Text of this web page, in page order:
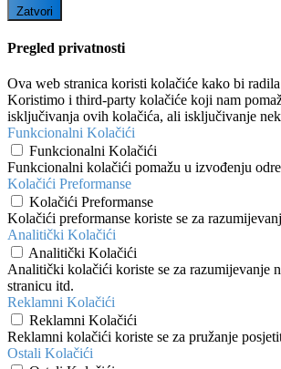
Zatvori
Pregled privatnosti
Ova web stranica koristi kolačiće kako bi
Koristimo i third-party kolačiće koji nam
isključivanja ovih kolačića, ali isključivanje
Funkcionalni Kolačići
Funkcionalni Kolačići
Funkcionalni kolačići pomažu u izvođenju
Kolačići Preformanse
Kolačići Preformanse
Kolačići preformanse koriste se za
Analitički Kolačići
Analitički Kolačići
Analitički kolačići koriste se za razumijevanje
stranicu itd.
Reklamni Kolačići
Reklamni Kolačići
Reklamni kolačići koriste se za pružanje
Ostali Kolačići